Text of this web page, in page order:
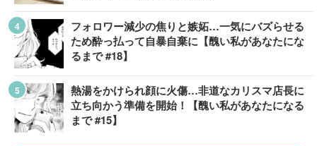
フォロワー減少の焦りと嫉妬…一気にバズらせる
ため酔っ払って自暴自棄に【醜い私があなたにな
るまで #18】
熱湯をかけられ顔に火傷…非道なカリスマ店長に
立ち向かう準備を開始！【醜い私があなたになる
まで #15】